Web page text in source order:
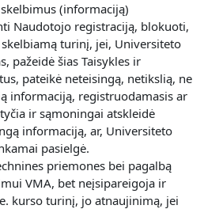
(informaciją)
Naudotojo registraciją, blokuoti,
turinį, jei, Universiteto
pažeidė šias Taisykles ir
pateikė neteisingą, netikslią, ne
informaciją, registruodamasis ar
ir sąmoningai atskleidė
informaciją, ar, Universiteto
pasielgė.
priemones bei pagalbą
VMA, bet neįsipareigoja ir
kurso turinį, jo atnaujinimą, jei